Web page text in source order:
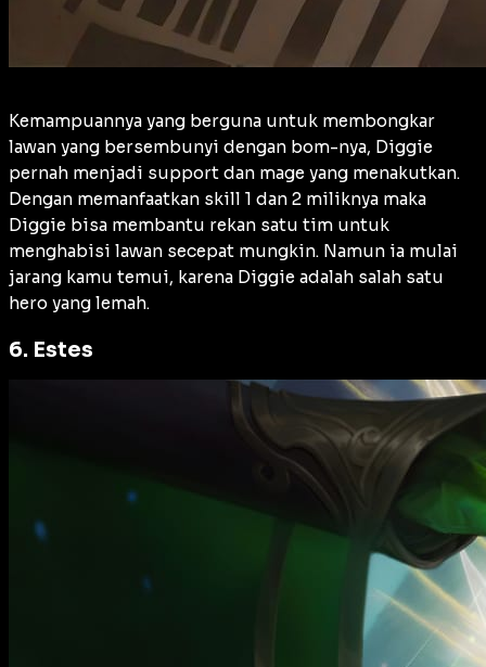
Kemampuannya yang berguna untuk membongkar
lawan yang bersembunyi dengan bom-nya, Diggie
pernah menjadi support dan mage yang menakutkan.
Dengan memanfaatkan skill 1 dan 2 miliknya maka
Diggie bisa membantu rekan satu tim untuk
menghabisi lawan secepat mungkin. Namun ia mulai
jarang kamu temui, karena Diggie adalah salah satu
hero yang lemah.
6. Estes